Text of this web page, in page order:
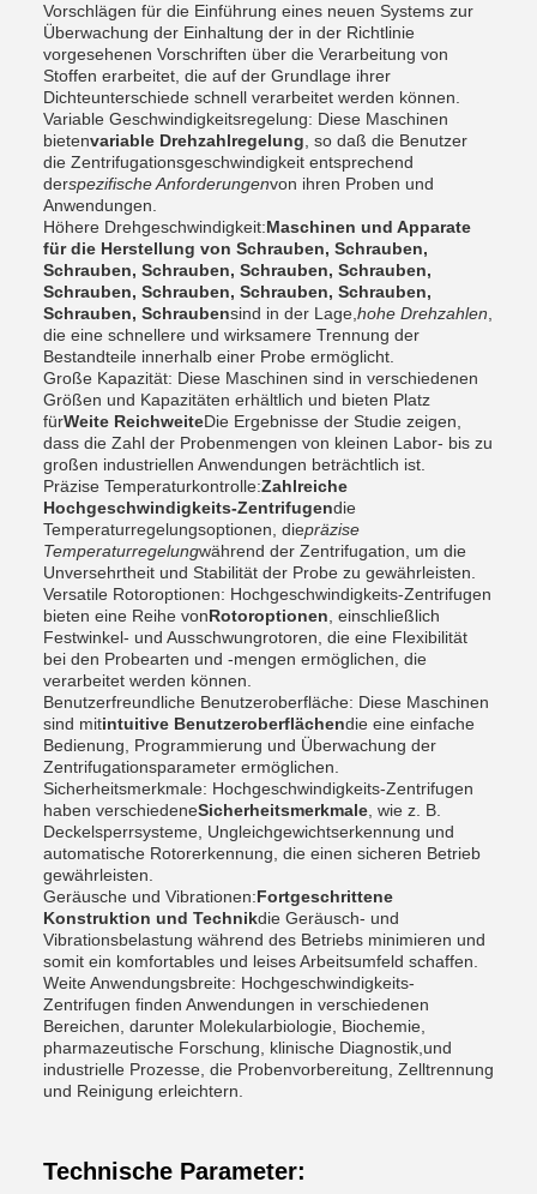
Vorschlägen für die Einführung eines neuen Systems zur
Überwachung der Einhaltung der in der Richtlinie
vorgesehenen Vorschriften über die Verarbeitung von
Stoffen erarbeitet, die auf der Grundlage ihrer
Dichteunterschiede schnell verarbeitet werden können.
Variable Geschwindigkeitsregelung: Diese Maschinen
bietenvariable Drehzahlregelung , so daß die Benutzer
die Zentrifugationsgeschwindigkeit entsprechend
derspezifische Anforderungenvon ihren Proben und
Anwendungen.
Höhere Drehgeschwindigkeit:Maschinen und Apparate
für die Herstellung von Schrauben, Schrauben,
Schrauben, Schrauben, Schrauben, Schrauben,
Schrauben, Schrauben, Schrauben, Schrauben,
Schrauben, Schraubensind in der Lage, hohe Drehzahlen
die eine schnellere und wirksamere Trennung der
Bestandteile innerhalb einer Probe ermöglicht.
Große Kapazität: Diese Maschinen sind in verschiedenen
Größen und Kapazitäten erhältlich und bieten Platz
fürWeite ReichweiteDie Ergebnisse der Studie zeigen,
dass die Zahl der Probenmengen von kleinen Labor- bis zu
großen industriellen Anwendungen beträchtlich ist.
Präzise Temperaturkontrolle:Zahlreiche
Hochgeschwindigkeits-Zentrifugendie
Temperaturregelungsoptionen, diepräzise
Temperaturregelungwährend der Zentrifugation, um die
Unversehrtheit und Stabilität der Probe zu gewährleisten.
Versatile Rotoroptionen: Hochgeschwindigkeits-Zentrifugen
bieten eine Reihe vonRotoroptionen , einschließlich
Festwinkel- und Ausschwungrotoren, die eine Flexibilität
bei den Probearten und -mengen ermöglichen, die
verarbeitet werden können.
Benutzerfreundliche Benutzeroberfläche: Diese Maschinen
sind mitintuitive Benutzeroberflächendie eine einfache
Bedienung, Programmierung und Überwachung der
Zentrifugationsparameter ermöglichen.
Sicherheitsmerkmale: Hochgeschwindigkeits-Zentrifugen
haben verschiedeneSicherheitsmerkmale , wie z. B.
Deckelsperrsysteme, Ungleichgewichtserkennung und
automatische Rotorerkennung, die einen sicheren Betrieb
gewährleisten.
Geräusche und Vibrationen:Fortgeschrittene
Konstruktion und Technikdie Geräusch- und
Vibrationsbelastung während des Betriebs minimieren und
somit ein komfortables und leises Arbeitsumfeld schaffen.
Weite Anwendungsbreite: Hochgeschwindigkeits-
Zentrifugen finden Anwendungen in verschiedenen
Bereichen, darunter Molekularbiologie, Biochemie,
pharmazeutische Forschung, klinische Diagnostik,und
industrielle Prozesse, die Probenvorbereitung, Zelltrennung
und Reinigung erleichtern.
Technische Parameter: